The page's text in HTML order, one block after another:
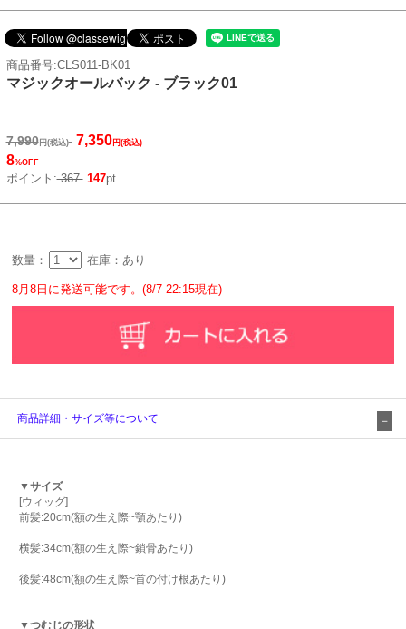
商品番号:CLS011-BK01
マジックオールバック - ブラック01
7,990円(税込) 7,350円(税込)
8%OFF
ポイント:367 147pt
数量： 在庫：あり
8月8日に発送可能です。(8/7 22:15現在)
商品詳細・サイズ等について
▼サイズ
[ウィッグ]
前髪:20cm(額の生え際~顎あたり)
横髪:34cm(額の生え際~鎖骨あたり)
後髪:48cm(額の生え際~首の付け根あたり)
▼つむじの形状